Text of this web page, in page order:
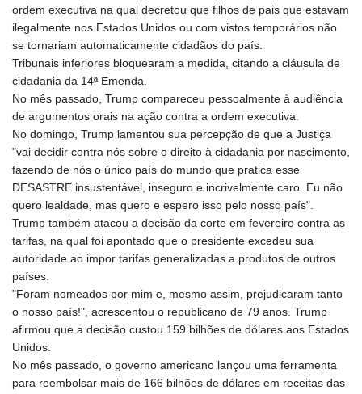
ordem executiva na qual decretou que filhos de pais que estavam
ilegalmente nos Estados Unidos ou com vistos temporários não
se tornariam automaticamente cidadãos do país.
Tribunais inferiores bloquearam a medida, citando a cláusula de
cidadania da 14ª Emenda.
No mês passado, Trump compareceu pessoalmente à audiência
de argumentos orais na ação contra a ordem executiva.
No domingo, Trump lamentou sua percepção de que a Justiça
"vai decidir contra nós sobre o direito à cidadania por nascimento,
fazendo de nós o único país do mundo que pratica esse
DESASTRE insustentável, inseguro e incrivelmente caro. Eu não
quero lealdade, mas quero e espero isso pelo nosso país".
Trump também atacou a decisão da corte em fevereiro contra as
tarifas, na qual foi apontado que o presidente excedeu sua
autoridade ao impor tarifas generalizadas a produtos de outros
países.
"Foram nomeados por mim e, mesmo assim, prejudicaram tanto
o nosso país!", acrescentou o republicano de 79 anos. Trump
afirmou que a decisão custou 159 bilhões de dólares aos Estados
Unidos.
No mês passado, o governo americano lançou uma ferramenta
para reembolsar mais de 166 bilhões de dólares em receitas das